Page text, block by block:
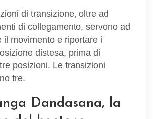
di transizione, oltre ad
di collegamento, servono ad
il movimento e riportare i
distesa, prima di
posizioni. Le transizioni
tre.
Dandasana, la